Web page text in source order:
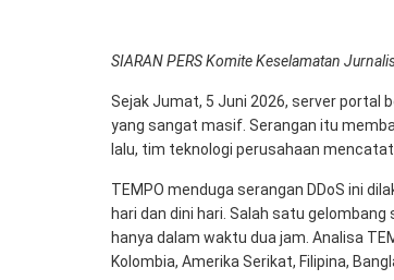
SIARAN PERS Komite Keselamatan
Sejak Jumat, 5 Juni 2026, server portal
yang sangat masif. Serangan itu
lalu, tim teknologi perusahaan
TEMPO menduga serangan DDoS ini
hari dan dini hari. Salah satu
hanya dalam waktu dua jam. Analisa
Kolombia, Amerika Serikat, Filipina,